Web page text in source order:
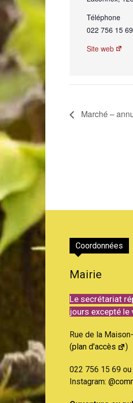
Téléphone
022 756 15 69
Site web
Marché –
Coordonnées
Mairie
Le secrétariat
jours excepté le
Rue de la
(plan d'accès )
022 756 15 69 ou
Instagram: